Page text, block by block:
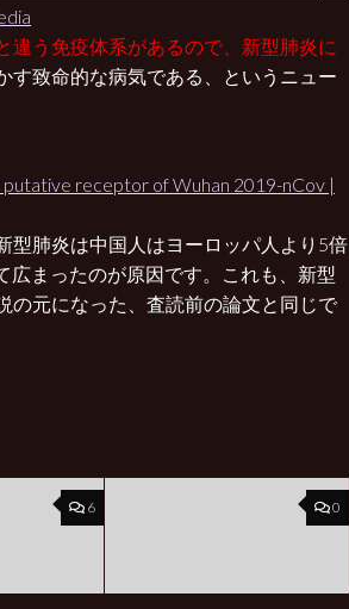
違う免疫体系があるので、新型肺炎に
す致命的な病気である、というニュー
putative receptor of Wuhan 2019-nCov |
型肺炎は中国人はヨーロッパ人より5倍
広まったのが原因です。これも、新型
の元になった、査読前の論文と同じで
6 0